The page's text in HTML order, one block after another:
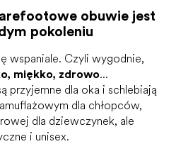
obuwie jest
pokoleniu
wspaniale. Czyli wygodnie,
miękko, zdrowo...
przyjemne dla oka i schlebiają
dla chłopców,
dla dziewczynek, ale
i unisex.